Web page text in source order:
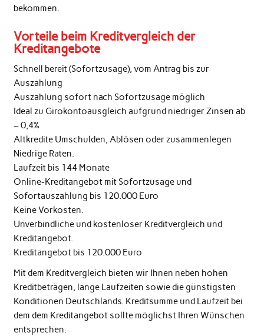
bekommen.
Vorteile beim Kreditvergleich der
Kreditangebote
Schnell bereit (Sofortzusage), vom Antrag bis zur
Auszahlung
Auszahlung sofort nach Sofortzusage möglich
Ideal zu Girokontoausgleich aufgrund niedriger Zinsen ab
– 0,4%
Altkredite Umschulden, Ablösen oder zusammenlegen
Niedrige Raten.
Laufzeit bis 144 Monate
Online-Kreditangebot mit Sofortzusage und
Sofortauszahlung bis 120.000 Euro
Keine Vorkosten.
Unverbindliche und kostenloser Kreditvergleich und
Kreditangebot.
Kreditangebot bis 120.000 Euro
Mit dem Kreditvergleich bieten wir Ihnen neben hohen
Kreditbeträgen, lange Laufzeiten sowie die günstigsten
Konditionen Deutschlands. Kreditsumme und Laufzeit bei
dem dem Kreditangebot sollte möglichst Ihren Wünschen
entsprechen.